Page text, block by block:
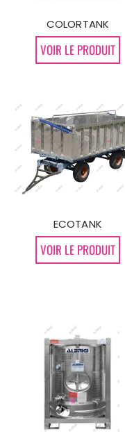
COLORTANK
VOIR LE PRODUIT
ECOTANK
VOIR LE PRODUIT